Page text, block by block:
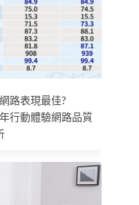
路表現最佳?
行動體驗網路品質